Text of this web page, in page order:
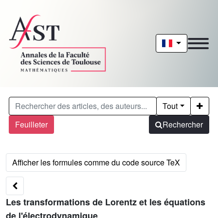
Feuilleter
Tout
Rechercher
Les transformations de Lorentz et les équations
de l'électrodynamique